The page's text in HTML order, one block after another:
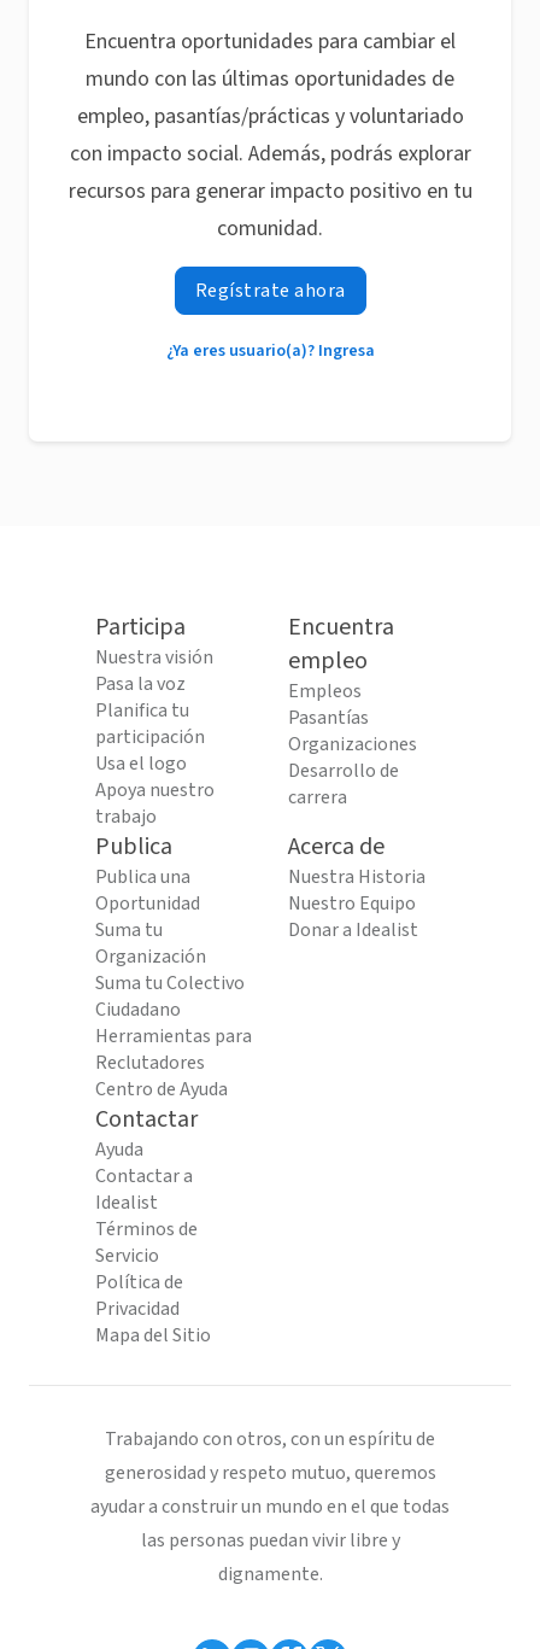
Encuentra oportunidades para cambiar el
mundo con las últimas oportunidades de
empleo, pasantías/prácticas y voluntariado
con impacto social. Además, podrás explorar
recursos para generar impacto positivo en tu
comunidad.
Regístrate ahora
¿Ya eres usuario(a)? Ingresa
Participa
Nuestra visión
Pasa la voz
Planifica tu
participación
Usa el logo
Apoya nuestro
trabajo
Encuentra
empleo
Empleos
Pasantías
Organizaciones
Desarrollo de
carrera
Publica
Publica una
Oportunidad
Suma tu
Organización
Suma tu Colectivo
Ciudadano
Herramientas para
Reclutadores
Centro de Ayuda
Acerca de
Nuestra Historia
Nuestro Equipo
Donar a Idealist
Contactar
Ayuda
Contactar a
Idealist
Términos de
Servicio
Política de
Privacidad
Mapa del Sitio
Trabajando con otros, con un espíritu de
generosidad y respeto mutuo, queremos
ayudar a construir un mundo en el que todas
las personas puedan vivir libre y
dignamente.